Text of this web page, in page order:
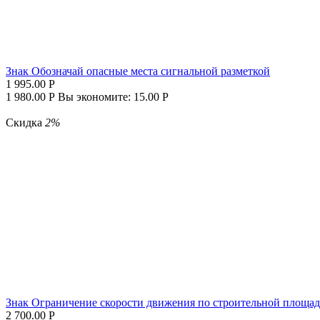
Знак Обозначай опасные места сигнальной разметкой
1 995.00 Р
1 980.00 Р Вы экономите: 15.00 Р
Скидка 2%
Знак Ограничение скорости движения по строительной
2 700.00 Р